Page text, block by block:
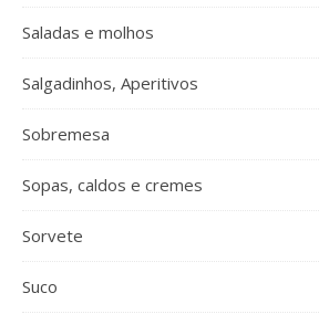
Saladas e molhos
Salgadinhos, Aperitivos
Sobremesa
Sopas, caldos e cremes
Sorvete
Suco